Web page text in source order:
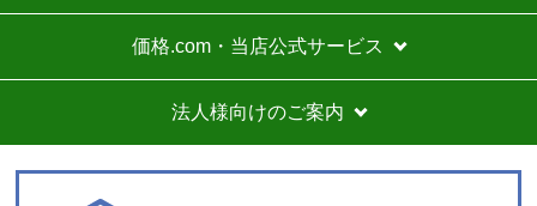
価格が安かった
【その他感想・コメント】
取り付け可能か丁寧に対応したいいただきました
価格.com・当店公式サービス
法人様向けのご案内